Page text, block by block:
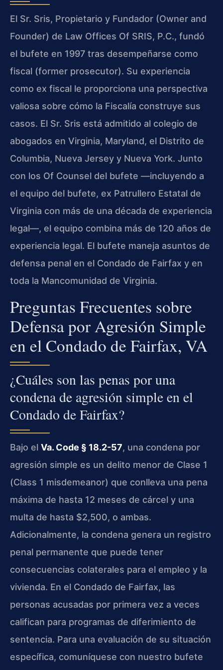
El Sr. Sris, Propietario y Fundador (Owner and
Founder) de Law Offices Of SRIS, P.C., fundó
el bufete en 1997 tras desempeñarse como
fiscal (former prosecutor). Su experiencia
como ex fiscal le proporciona una perspectiva
valiosa sobre cómo la Fiscalía construye sus
casos. El Sr. Sris está admitido al colegio de
abogados en Virginia, Maryland, el Distrito de
Columbia, Nueva Jersey y Nueva York. Junto
con los Of Counsel del bufete —incluyendo a
el equipo del bufete, ex Patrullero Estatal de
Virginia con más de una década de experiencia
legal—, el equipo combina más de 120 años de
experiencia legal. El bufete maneja asuntos de
defensa penal en el Condado de Fairfax y en
toda la Mancomunidad de Virginia.
Preguntas Frecuentes sobre
Defensa por Agresión Simple
en el Condado de Fairfax, VA
¿Cuáles son las penas por una
condena de agresión simple en el
Condado de Fairfax?
Bajo el Va. Code § 18.2-57, una condena por
agresión simple es un delito menor de Clase 1
(Class 1 misdemeanor) que conlleva una pena
máxima de hasta 12 meses de cárcel y una
multa de hasta $2,500, o ambas.
Adicionalmente, la condena genera un registro
penal permanente que puede tener
consecuencias colaterales para el empleo y la
vivienda. En el Condado de Fairfax, las
personas acusadas por primera vez a veces
califican para programas de diferimiento de
sentencia. Para una evaluación de su situación
específica, comuníquese con nuestro bufete